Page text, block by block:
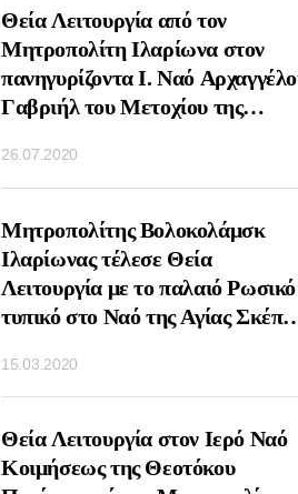
Θεία Λειτουργία από τον
Μητροπολίτη Ιλαρίωνα στον
πανηγυρίζοντα Ι. Ναό
Γαβριήλ του Μετοχίου της
Μόσχα
26.07.2020
Μητροπολίτης Βολοκολάμσκ
Ιλαρίωνας τέλεσε Θεία
Λειτουργία με το παλαιό Ρωσικό
τυπικό στο Ναό της Αγίας
15.03.2020
Θεία Λειτουργία στον Ιερό Ναό
Κοιμήσεως της Θεοτόκου